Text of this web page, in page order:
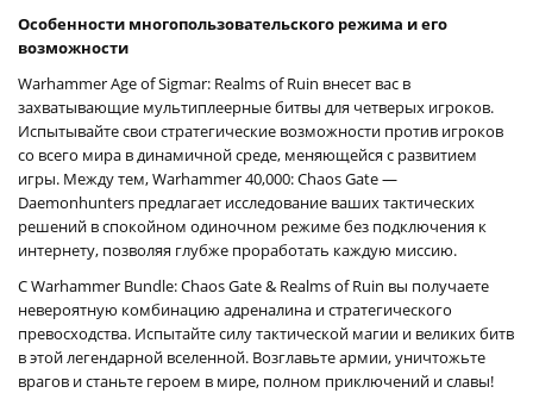
Особенности многопользовательского режима и его
возможности
Warhammer Age of Sigmar: Realms of Ruin внесет вас в
захватывающие мультиплеерные битвы для четверых игроков.
Испытывайте свои стратегические возможности против игроков
со всего мира в динамичной среде, меняющейся с развитием
игры. Между тем, Warhammer 40,000: Chaos Gate —
Daemonhunters предлагает исследование ваших тактических
решений в спокойном одиночном режиме без подключения к
интернету, позволяя глубже проработать каждую миссию.
С Warhammer Bundle: Chaos Gate & Realms of Ruin вы получаете
невероятную комбинацию адреналина и стратегического
превосходства. Испытайте силу тактической магии и великих битв
в этой легендарной вселенной. Возглавьте армии, уничтожьте
врагов и станьте героем в мире, полном приключений и славы!